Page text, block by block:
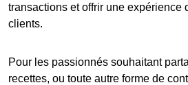
transactions et offrir une expérience
clients.
Pour les passionnés souhaitant
recettes, ou toute autre forme de